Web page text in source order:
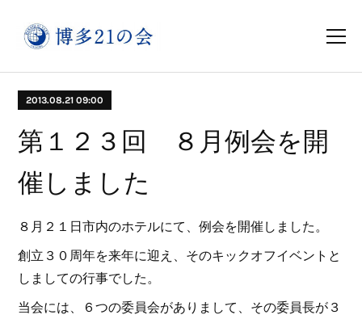
2013.08.21 09:00
第１２３回 ８月例会を開
催しました
８月２１日市内のホテルにて、例会を開催しました。
創立３０周年を来年に迎え、そのキックオフイベントと
しましての行事でした。
当会には、６つの委員会がありまして、その委員長が３